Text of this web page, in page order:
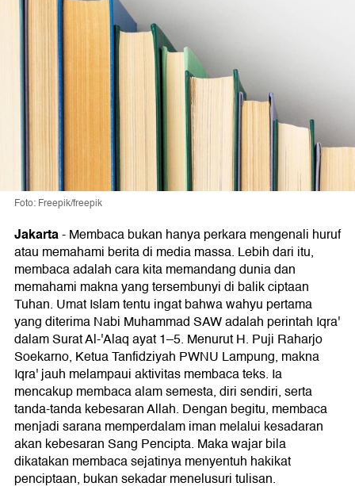
Foto: Freepik/freepik
Jakarta-Membaca bukan hanya perkara mengenali huruf
atau memahami berita di media massa. Lebih dari itu,
membaca adalah cara kita memandang dunia dan
memahami makna yang tersembunyi di balik ciptaan
Tuhan. Umat Islam tentu ingat bahwa wahyu pertama
yang diterima Nabi Muhammad SAW adalah perintah Iqra'
dalam Surat Al-'Alaq ayat 1–5. Menurut H. Puji Raharjo
Soekarno, Ketua Tanfidziyah PWNU Lampung, makna
Iqra' jauh melampaui aktivitas membaca teks. Ia
mencakup membaca alam semesta, diri sendiri, serta
tanda-tanda kebesaran Allah. Dengan begitu, membaca
menjadi sarana memperdalam iman melalui kesadaran
akan kebesaran Sang Pencipta. Maka wajar bila
dikatakan membaca sejatinya menyentuh hakikat
penciptaan, bukan sekadar menelusuri tulisan.